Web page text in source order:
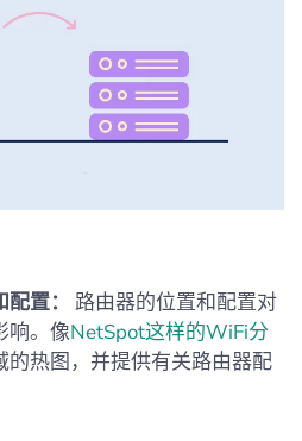
置：
路由器的位置和配置对
响。像NetSpot这样的WiFi分
的热图，并提供有关路由器配